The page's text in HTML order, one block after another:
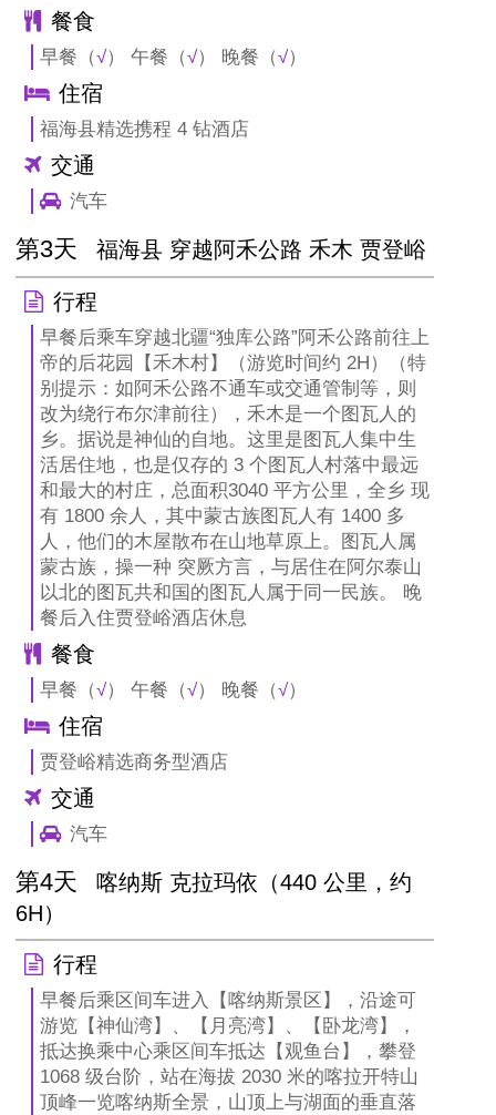
餐食
早餐（√） 午餐（√） 晚餐（√）
住宿
福海县精选携程 4 钻酒店
交通
汽车
第3天 福海县 穿越阿禾公路 禾木 贾登峪
行程
早餐后乘车穿越北疆“独库公路”阿禾公路前往上
帝的后花园【禾木村】（游览时间约 2H）（特
别提示：如阿禾公路不通车或交通管制等，则
改为绕行布尔津前往），禾木是一个图瓦人的
乡。据说是神仙的自地。这里是图瓦人集中生
活居住地，也是仅存的 3 个图瓦人村落中最远
和最大的村庄，总面积3040 平方公里，全乡 现
有 1800 余人，其中蒙古族图瓦人有 1400 多
人，他们的木屋散布在山地草原上。图瓦人属
蒙古族，操一种 突厥方言，与居住在阿尔泰山
以北的图瓦共和国的图瓦人属于同一民族。 晚
餐后入住贾登峪酒店休息
餐食
早餐（√） 午餐（√） 晚餐（√）
住宿
贾登峪精选商务型酒店
交通
汽车
第4天
喀纳斯 克拉玛依（440 公里，约
6H）
行程
早餐后乘区间车进入【喀纳斯景区】，沿途可
游览【神仙湾】、【月亮湾】、【卧龙湾】，
抵达换乘中心乘区间车抵达【观鱼台】，攀登
1068 级台阶，站在海拔 2030 米的喀拉开特山
顶峰一览喀纳斯全景，山顶上与湖面的垂直落